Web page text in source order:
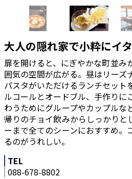
大人の隠れ家で小粋にイ
扉を開けると、にぎやかな町並み
囲気の空間が広がる。昼はリーズ
パスタがいただけるランチセット
ルコールとオードブル、手作りに
わうためにグループやカップルな
帰りのチョイ飲みからしっかりと
ーまで全てのシーンにおすすめ。
るのがうれしい。
TEL
088-678-8802